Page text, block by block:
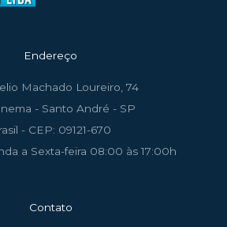
Endereço
Machado Loureiro, 74
- Santo André - SP
- CEP: 09121-670
a Sexta-feira 08:00 às 17:00h
Contato